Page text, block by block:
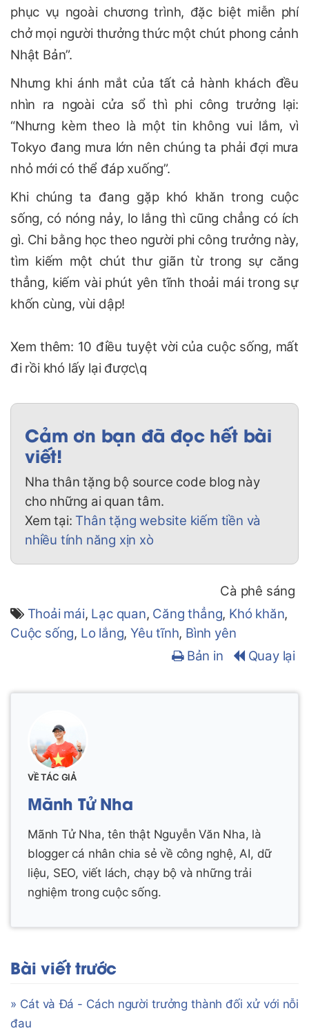
phục vụ ngoài chương trình, đặc biệt miễn phí
chở mọi người thưởng thức một chút phong cảnh
Nhật Bản”.
Nhưng khi ánh mắt của tất cả hành khách đều
nhìn ra ngoài cửa sổ thì phi công trưởng lại:
“Nhưng kèm theo là một tin không vui lắm, vì
Tokyo đang mưa lớn nên chúng ta phải đợi mưa
nhỏ mới có thể đáp xuống”.
Khi chúng ta đang gặp khó khăn trong cuộc
sống, có nóng nảy, lo lắng thì cũng chẳng có ích
gì. Chi bằng học theo người phi công trưởng này,
tìm kiếm một chút thư giãn từ trong sự căng
thẳng, kiếm vài phút yên tĩnh thoải mái trong sự
khốn cùng, vùi dập!
Xem thêm: 10 điều tuyệt vời của cuộc sống, mất
đi rồi khó lấy lại được\q
Cảm ơn bạn đã đọc hết bài
viết!
Nha thân tặng bộ source code blog này
cho những ai quan tâm.
Xem tại: Thân tặng website kiếm tiền và
nhiều tính năng xịn xò
Cà phê sáng
Thoải mái, Lạc quan, Căng thẳng, Khó khăn,
Cuộc sống, Lo lắng,Yêu tĩnh, Bình yên
Bản in
Quay lại
VỀ TÁC GIẢ
Mãnh Tử Nha
Mãnh Tử Nha, tên thật Nguyễn Văn Nha, là
blogger cá nhân chia sẻ về công nghệ, AI, dữ
liệu, SEO, viết lách, chạy bộ và những trải
nghiệm trong cuộc sống.
Bài viết trước
» Cát và Đá - Cách người trưởng thành đối xử với nỗi
đau